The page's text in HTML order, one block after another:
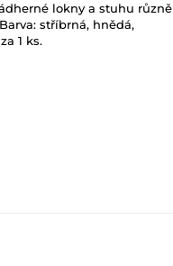
lokny a stuhu různě
stříbrná, hnědá,
1 ks.